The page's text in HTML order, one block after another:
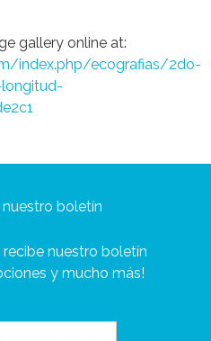
gallery online at:
index.php/ecografias/2do-
boletín
recibe nuestro boletín
y mucho más!